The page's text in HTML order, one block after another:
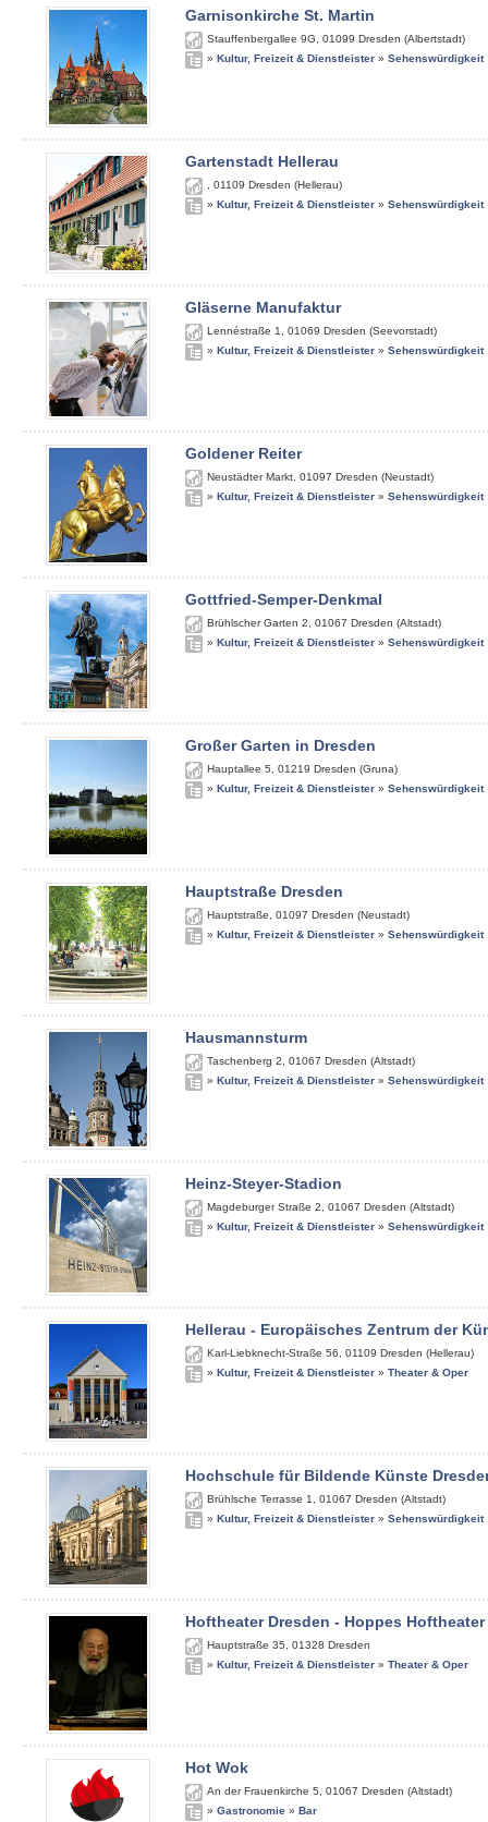
Garnisonkirche St. Martin
Stauffenbergallee 9G 01099 Dresden (Albertstadt)
» Kultur, Freizeit & Dienstleister » Sehenswürdigkeit
Gartenstadt Hellerau
01109 Dresden (Hellerau)
» Kultur, Freizeit & Dienstleister » Sehenswürdigkeit
Gläserne Manufaktur
Lennéstraße 1 01069 Dresden (Seevorstadt)
» Kultur, Freizeit & Dienstleister » Sehenswürdigkeit
Goldener Reiter
Neustädter Markt 01097 Dresden (Neustadt)
» Kultur, Freizeit & Dienstleister » Sehenswürdigkeit
Gottfried-Semper-Denkmal
Brühlscher Garten 2 01067 Dresden (Altstadt)
» Kultur, Freizeit & Dienstleister » Sehenswürdigkeit
Großer Garten in Dresden
Hauptallee 5 01219 Dresden (Gruna)
» Kultur, Freizeit & Dienstleister » Sehenswürdigkeit
Hauptstraße Dresden
Hauptstraße 01097 Dresden (Neustadt)
» Kultur, Freizeit & Dienstleister » Sehenswürdigkeit
Hausmannsturm
Taschenberg 2 01067 Dresden (Altstadt)
» Kultur, Freizeit & Dienstleister » Sehenswürdigkeit
Heinz-Steyer-Stadion
Magdeburger Straße 2 01067 Dresden (Altstadt)
» Kultur, Freizeit & Dienstleister » Sehenswürdigkeit
Hellerau - Europäisches Zentrum der
Karl-Liebknecht-Straße 56 01109 Dresden (Hellerau)
» Kultur, Freizeit & Dienstleister » Theater & Oper
Hochschule für Bildende Künste
Brühlsche Terrasse 1 01067 Dresden (Altstadt)
» Kultur, Freizeit & Dienstleister » Sehenswürdigkeit
Hoftheater Dresden - Hoppes Hoftheater
Hauptstraße 35 01328 Dresden
» Kultur, Freizeit & Dienstleister » Theater & Oper
Hot Wok
An der Frauenkirche 5 01067 Dresden (Altstadt)
» Gastronomie » Bar